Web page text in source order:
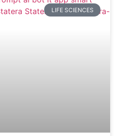
LIFE SCIENCES